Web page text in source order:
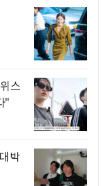
스
"
박